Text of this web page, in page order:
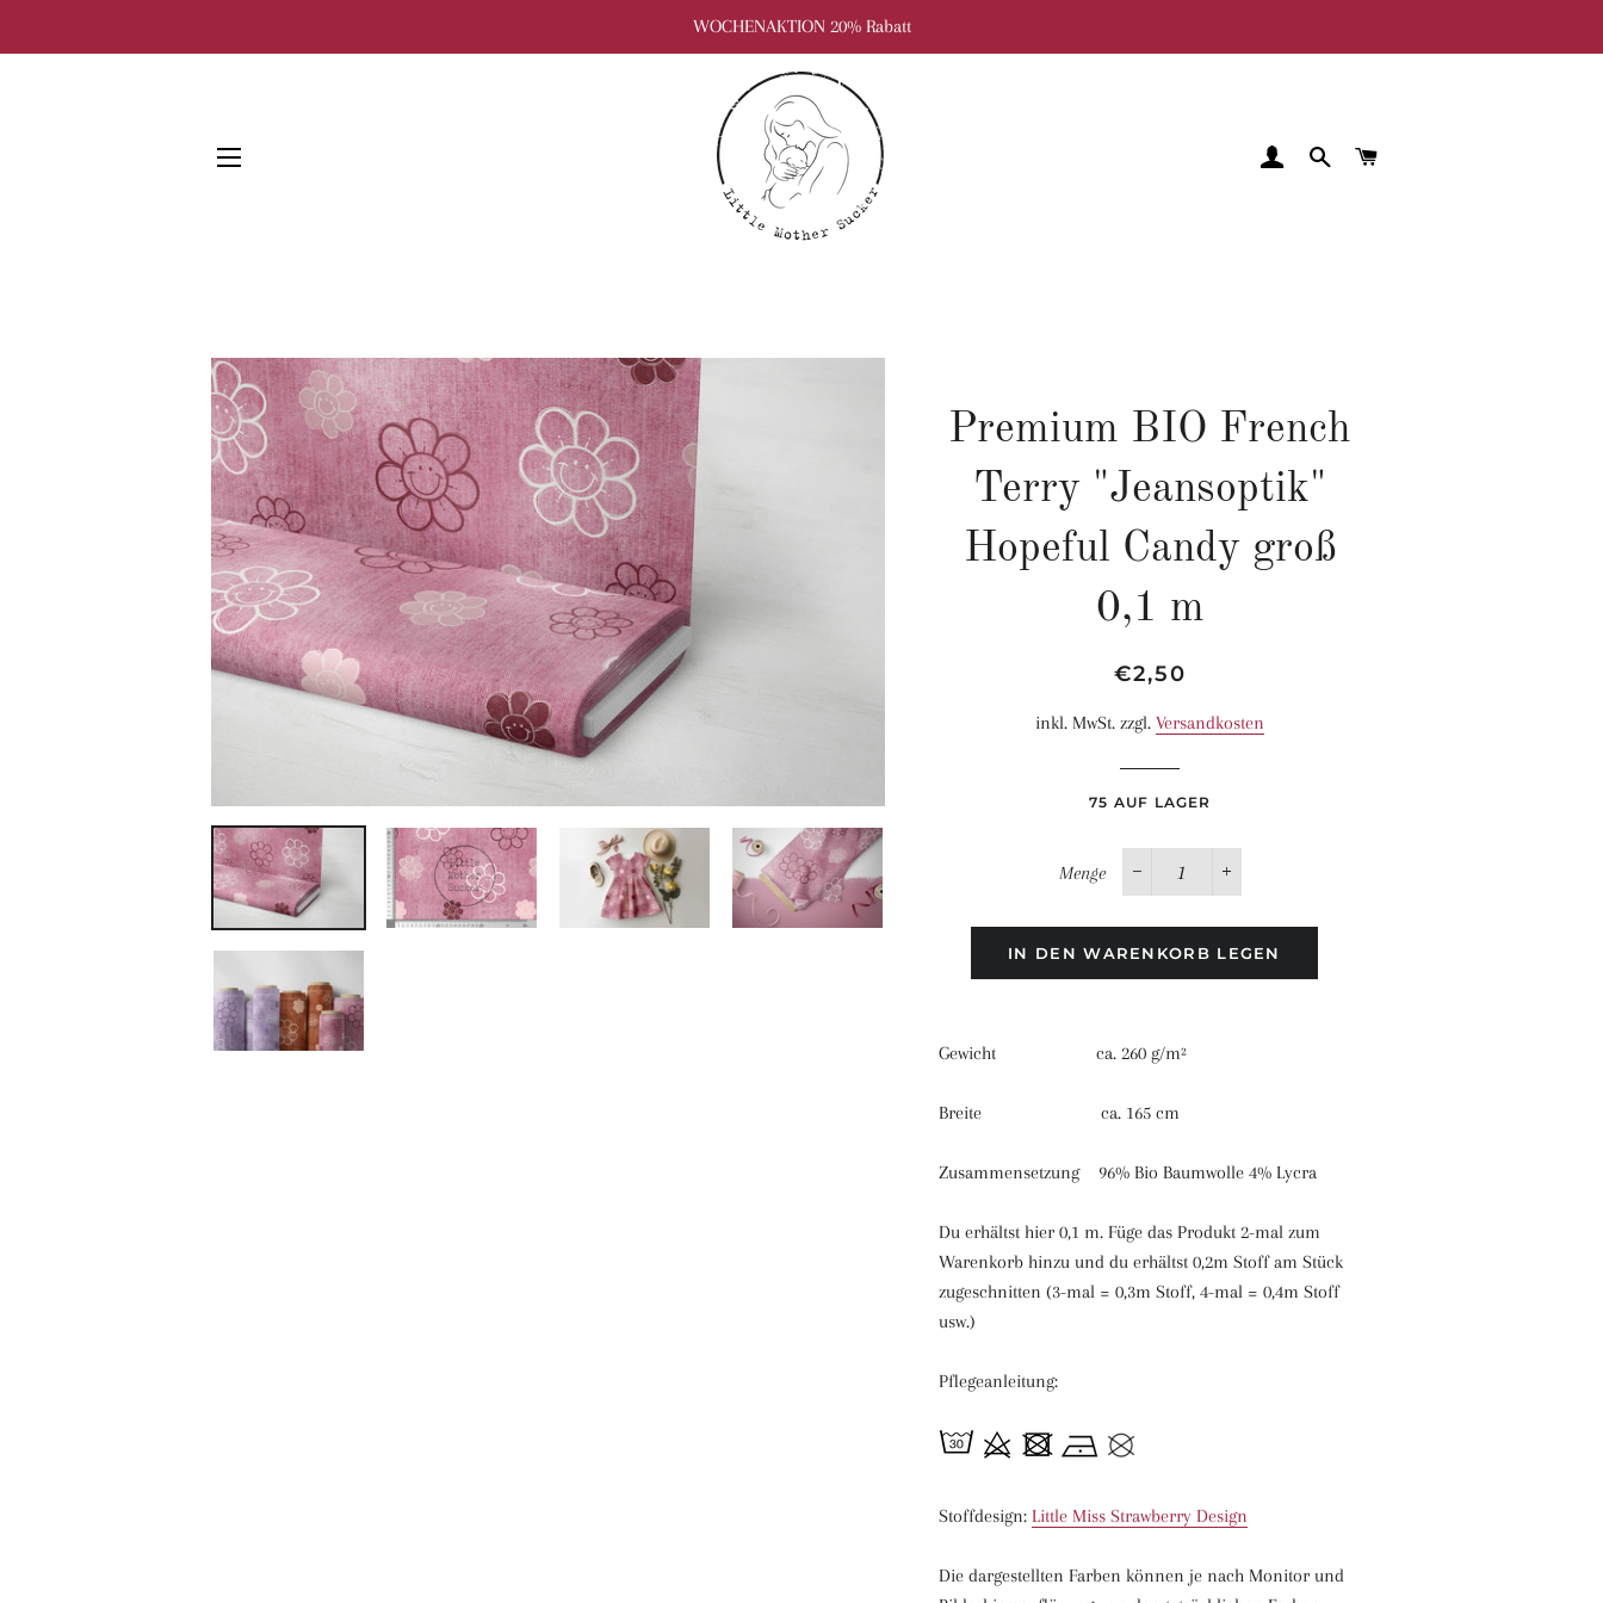
WOCHENAKTION 20% Rabatt
EINLOGGEN
SUCHE
Premium BIO French
Terry "Jeansoptik"
Hopeful Candy groß
0,1 m
Normaler
Sonderpreis
€2,50
inkl. MwSt. zzgl.Versandkosten
75 AUF LAGER
Menge
−
+
IN DEN WARENKORB LEGEN
Gewicht ca. 260 g/m²
Breite ca. 165 cm
Zusammensetzung 96% Bio Baumwolle 4% Lycra
Du erhältst hier 0,1 m. Füge das Produkt 2-mal zum
Warenkorb hinzu und du erhältst 0,2m Stoff am Stück
zugeschnitten (3-mal = 0,3m Stoff, 4-mal = 0,4m Stoff
usw.)
Pflegeanleitung:
Stoffdesign: Little Miss Strawberry Design
Die dargestellten Farben können je nach Monitor und